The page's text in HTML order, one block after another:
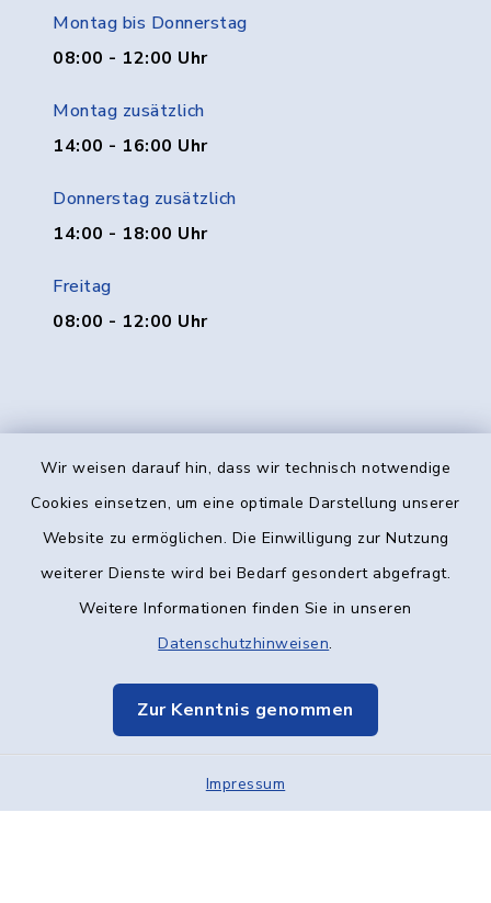
Wir weisen darauf hin, dass wir technisch notwendige
Cookies einsetzen, um eine optimale Darstellung unserer
Website zu ermöglichen. Die Einwilligung zur Nutzung
weiterer Dienste wird bei Bedarf gesondert abgefragt.
Weitere Informationen finden Sie in unseren
Datenschutzhinweisen.
Zur Kenntnis genommen
Impressum
Montag bis Donnerstag
08:00 - 12:00 Uhr
Montag zusätzlich
14:00 - 16:00 Uhr
Donnerstag zusätzlich
14:00 - 18:00 Uhr
Freitag
08:00 - 12:00 Uhr
Kontakt
Datenschutz
Elektronische Kommunikation
Sitemap